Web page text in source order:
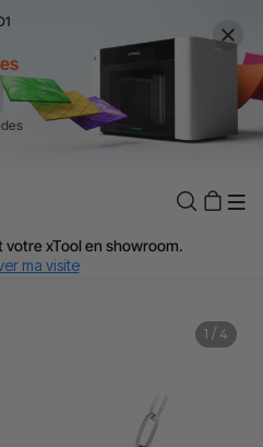
selon le pays.
J'en profite
votre xTool en showroom.
ma visite
avec un expert. J'en profite
1 / 4